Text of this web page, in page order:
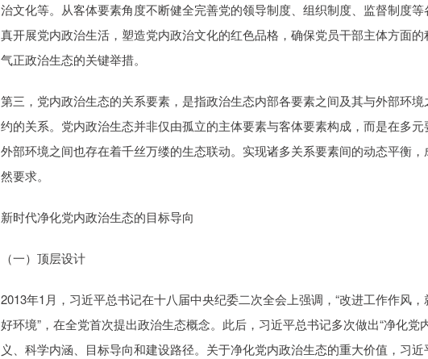
治文化等。从客体要素角度不断健全完善党的领导制度、组织制度、监督制度
真开展党内政治生活，塑造党内政治文化的红色品格，确保党员干部主体方面
气正政治生态的关键举措。
第三，党内政治生态的关系要素，是指政治生态内部各要素之间及其与外部环
约的关系。党内政治生态并非仅由孤立的主体要素与客体要素构成，而是在多
外部环境之间也存在着千丝万缕的生态联动。实现诸多关系要素间的动态平衡
然要求。
新时代净化党内政治生态的目标导向
（一）顶层设计
2013年1月，习近平总书记在十八届中央纪委二次全会上强调，“改进工作作风
好环境”，在全党首次提出政治生态概念。此后，习近平总书记多次做出“净化党
义、科学内涵、目标导向和建设路径。关于净化党内政治生态的重大价值，习